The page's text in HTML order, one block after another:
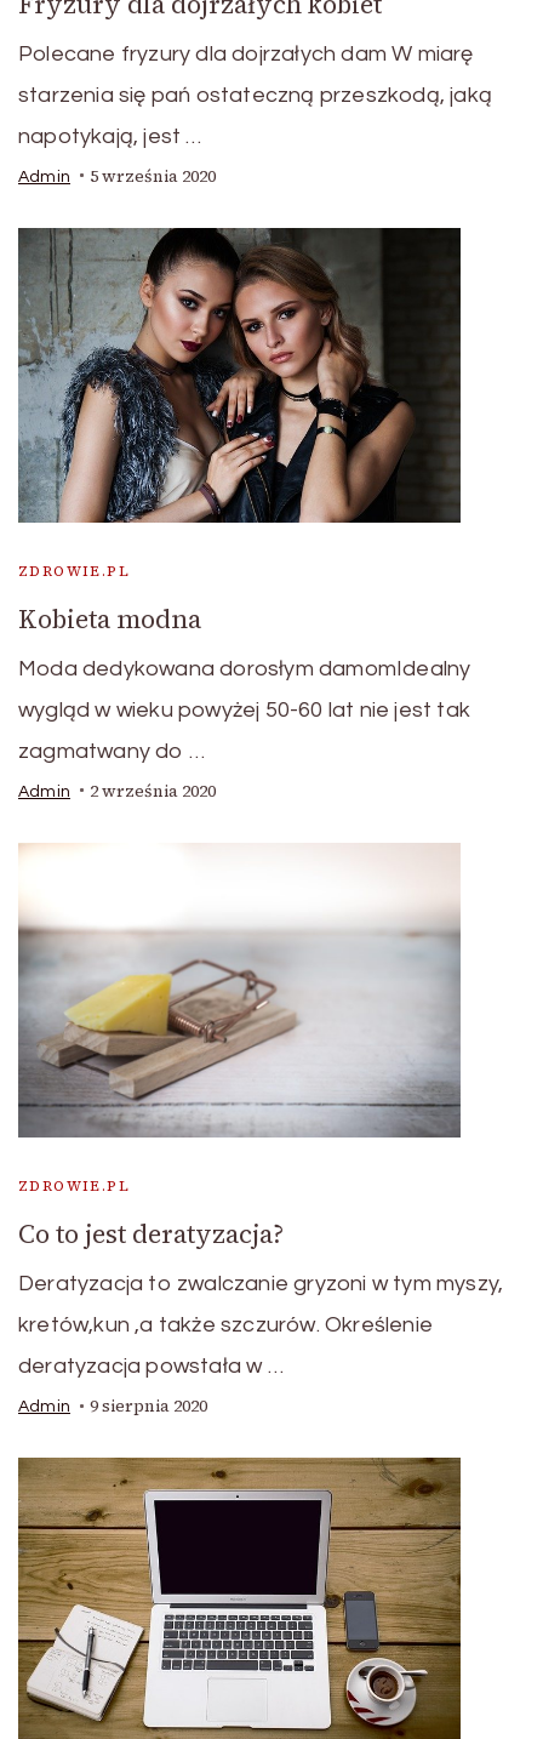
Polecane fryzury dla dojrzałych dam W miarę
starzenia się pań ostateczną przeszkodą, jaką
napotykają, jest …
Admin 5 września 2020
ZDROWIE.PL
Kobieta modna
Moda dedykowana dorosłym damomIdealny
wygląd w wieku powyżej 50-60 lat nie jest tak
zagmatwany do …
Admin 2 września 2020
ZDROWIE.PL
Co to jest deratyzacja?
Deratyzacja to zwalczanie gryzoni w tym myszy,
kretów,kun ,a także szczurów. Określenie
deratyzacja powstała w …
Admin 9 sierpnia 2020